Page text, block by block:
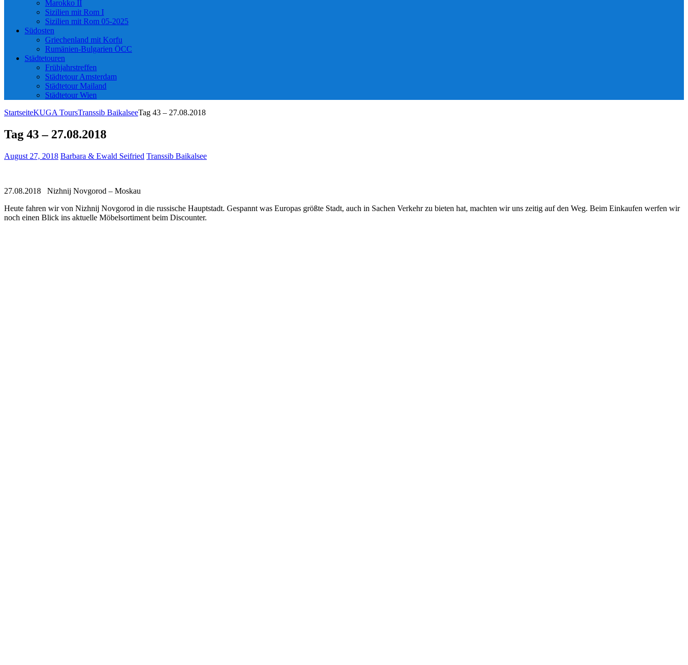
Marokko II
Sizilien mit Rom I
Sizilien mit Rom 05-2025
Südosten
Griechenland mit Korfu
Rumänien-Bulgarien ÖCC
Städtetouren
Frühjahrstreffen
Städtetour Amsterdam
Städtetour Mailand
Städtetour Wien
StartseiteKUGA ToursTranssib BaikalseeTag 43 – 27.08.2018
Tag 43 – 27.08.2018
August 27, 2018 Barbara & Ewald Seifried Transsib Baikalsee
27.08.2018 Nizhnij Novgorod – Moskau
Heute fahren wir von Nizhnij Novgorod in die russische Hauptstadt. Gespannt was Europas größte Stadt, auch in Sachen Verkehr zu bieten hat, machten wir uns zeitig auf den Weg. Beim Einkaufen werfen wir
noch einen Blick ins aktuelle Möbelsortiment beim Discounter.